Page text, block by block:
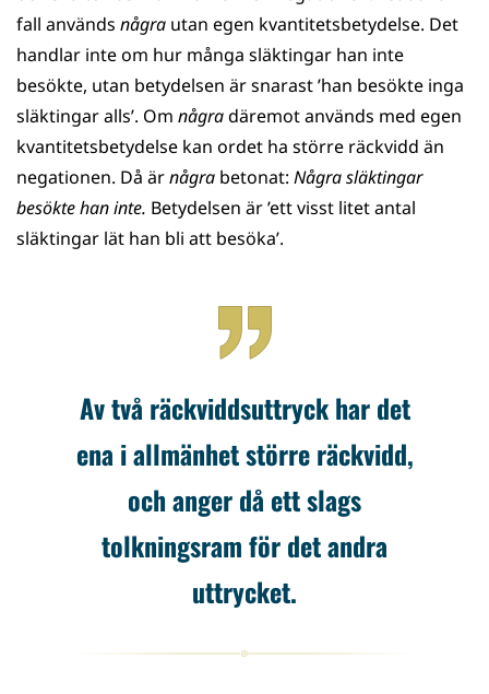
fall används några utan egen kvantitetsbetydelse. Det
handlar inte om hur många släktingar han inte
besökte, utan betydelsen är snarast ’han besökte inga
släktingar alls’. Om någradäremot används med egen
kvantitetsbetydelse kan ordet ha större räckvidd än
negationen. Då ärnågra betonat: Några släktingar
besökte han inte. Betydelsen är ’ett visst litet antal
släktingar lät han bli att besöka’.
Av två räckviddsuttryck har det
ena i allmänhet större räckvidd,
och anger då ett slags
tolkningsram för det andra
uttrycket.